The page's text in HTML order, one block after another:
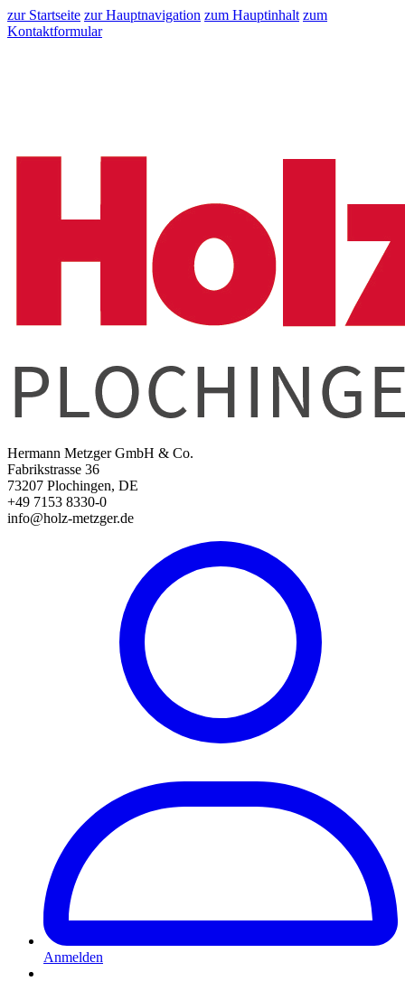
zur Startseite zur Hauptnavigation zum Hauptinhalt zum
Kontaktformular
Hermann Metzger GmbH & Co.
Fabrikstrasse 36
73207 Plochingen, DE
+49 7153 8330-0
info@holz-metzger.de
Anmelden